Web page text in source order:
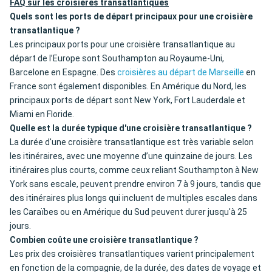
FAQ sur les croisières transatlantiques
Quels sont les ports de départ principaux pour une croisière
transatlantique ?
Les principaux ports pour une croisière transatlantique au
départ de l’Europe sont Southampton au Royaume-Uni,
Barcelone en Espagne. Des croisières au départ de Marseille en
France sont également disponibles. En Amérique du Nord, les
principaux ports de départ sont New York, Fort Lauderdale et
Miami en Floride.
Quelle est la durée typique d'une croisière transatlantique ?
La durée d'une croisière transatlantique est très variable selon
les itinéraires, avec une moyenne d’une quinzaine de jours. Les
itinéraires plus courts, comme ceux reliant Southampton à New
York sans escale, peuvent prendre environ 7 à 9 jours, tandis que
des itinéraires plus longs qui incluent de multiples escales dans
les Caraïbes ou en Amérique du Sud peuvent durer jusqu'à 25
jours.
Combien coûte une croisière transatlantique ?
Les prix des croisières transatlantiques varient principalement
en fonction de la compagnie, de la durée, des dates de voyage et